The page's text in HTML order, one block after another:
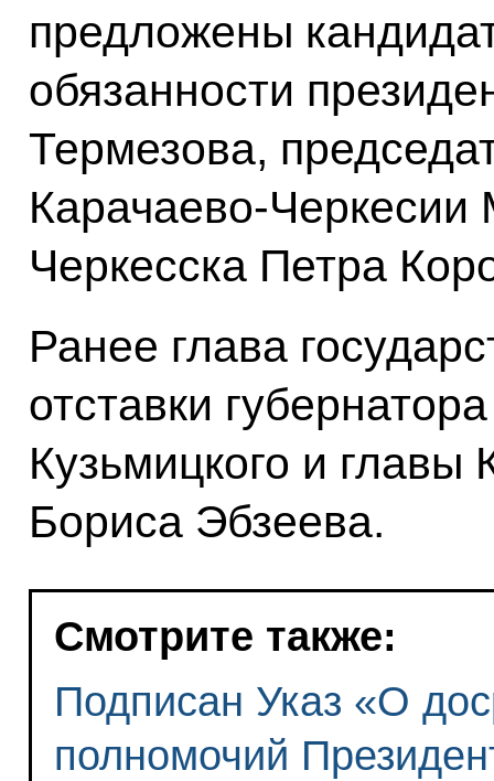
предложены
обязанности
Термезова,
Карачаево-
Черкесска Петра
Ранее глава
отставки
Кузьмицкого и главы
Бориса Эбзеева.
Смотрите также:
Подписан Указ «О
полномочий